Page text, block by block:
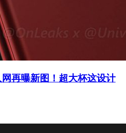
再曝新图！超大杯这设计